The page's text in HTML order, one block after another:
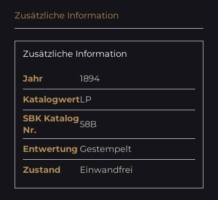
Zusätzliche Information
Zusätzliche Information
Jahr
1894
KatalogwertLP
SBK Katalog
Nr.
58B
Entwertung Gestempelt
Zustand
Einwandfrei